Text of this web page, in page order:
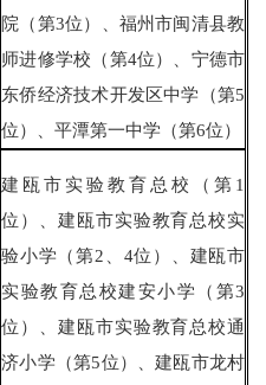
院（第3位）、福州市闽清县教
师进修学校（第4位）、宁德市
东侨经济技术开发区中学（第5
位）、平潭第一中学（第6位）
建瓯市实验教育总校（第1
位）、建瓯市实验教育总校实
验小学（第2、4位）、建瓯市
实验教育总校建安小学（第3
位）、建瓯市实验教育总校通
济小学（第5位）、建瓯市龙村